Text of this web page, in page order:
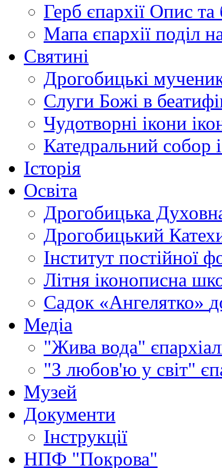
Герб єпархії Опис та
Мапа єпархії поділ
Святині
Дрогобицькі
Слуги Божі в
Чудотворні ікони
Катедральний собор
Історія
Освіта
Дрогобицька
Дрогобицький
Інститут постійної
Літня іконописна
Садок «Ангелятко»
Медіа
"Жива вода"
"З любов'ю у світ"
Музей
Документи
Інструкції
НПФ "Покрова"